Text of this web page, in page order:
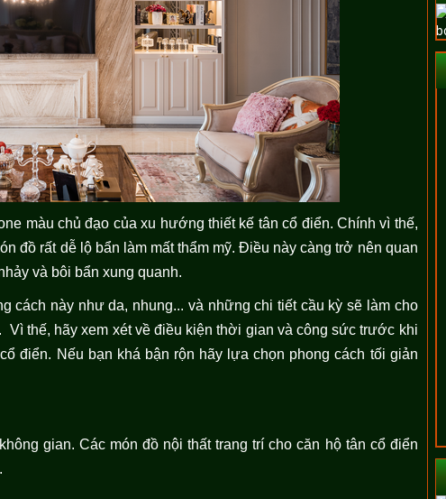
màu chủ đạo của xu hướng thiết kế tân cổ điển. Chính vì thế,
đồ rất dễ lộ bẩn làm mất thẩm mỹ. Điều này càng trở nên quan
và bôi bẩn xung quanh.
cách này như da, nhung... và những chi tiết cầu kỳ sẽ làm cho
thế, hãy xem xét về điều kiện thời gian và công sức trước khi
điển. Nếu bạn khá bận rộn hãy lựa chọn phong cách tối giản
gian. Các món đồ nội thất trang trí cho căn hộ tân cổ điển